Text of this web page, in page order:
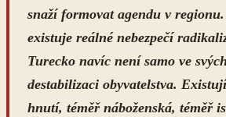
snaží formovat agendu v
existuje reálné nebezpečí
Turecko navíc není samo ve
destabilizaci obyvatelstva.
hnutí, téměř náboženská, téměř